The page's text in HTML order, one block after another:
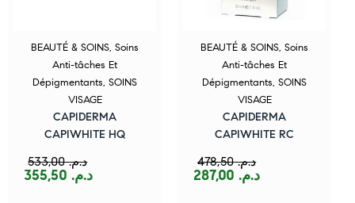
BEAUTÉ & SOINS, Soins
Anti-tâches Et
Dépigmentants, SOINS
VISAGE
CAPIDERMA
CAPIWHITE HQ
د.م.533,00
د.م.
BEAUTÉ & SOINS, Soins
Anti-tâches Et
Dépigmentants, SOINS
VISAGE
CAPIDERMA
CAPIWHITE RC
د.م.478,50
د.م.